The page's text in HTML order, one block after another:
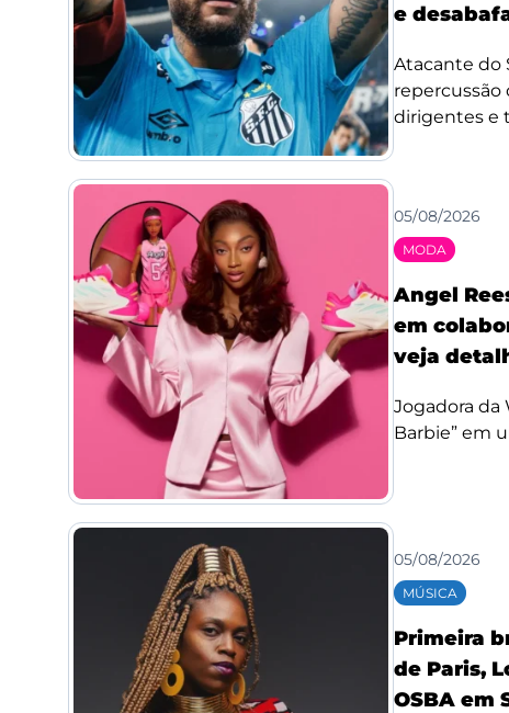
e
Atacante do
repercussão
dirigentes e
05/08/2026
MODA
Angel
em
veja
Jogadora da
Barbie” em
05/08/2026
MÚSICA
Primeira
de Paris,
OSBA em